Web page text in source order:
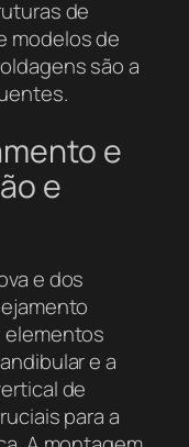
de
modelos de
são a
e
e
e dos
elementos
e a
de
para a